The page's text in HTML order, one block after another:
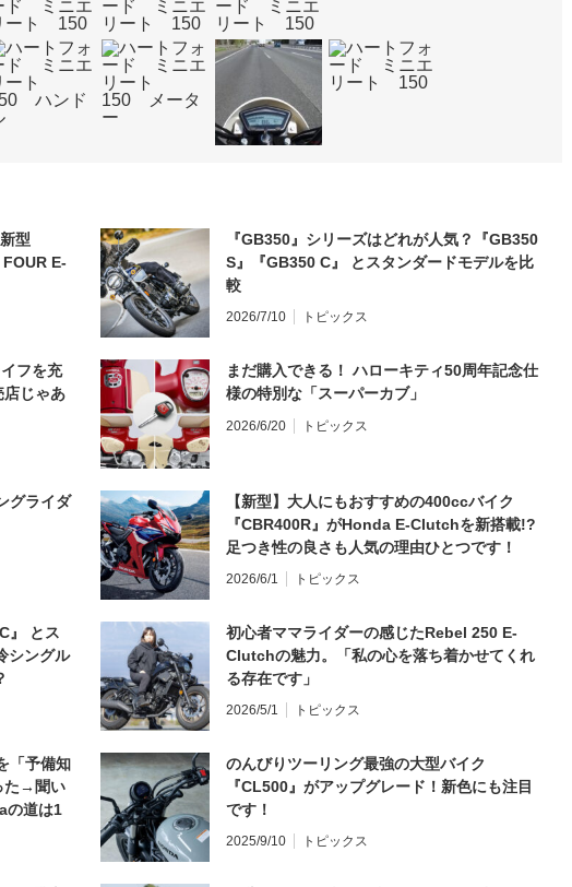
型
E-
『GB350』シリーズはどれが人気？『GB350
S』『GB350 C』 とスタンダードモデルを比
較
2026/7/10 トピックス
フを充
店じゃあ
まだ購入できる！ ハローキティ50周年記念仕
様の特別な「スーパーカブ」
2026/6/20 トピックス
グライダ
【新型】大人にもおすすめの400ccバイク
『CBR400R』がHonda E-Clutchを新搭載!?
足つき性の良さも人気の理由ひとつです！
2026/6/1 トピックス
』 とス
シングル
初心者ママライダーの感じたRebel 250 E-
Clutchの魅力。「私の心を落ち着かせてくれ
る存在です」
2026/5/1 トピックス
「予備知
た→聞い
の道は1
象 編】
のんびりツーリング最強の大型バイク
『CL500』がアップグレード！新色にも注目
です！
2025/9/10 トピックス